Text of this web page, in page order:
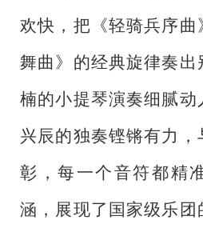
欢快，把《轻骑兵序曲
舞曲》的经典旋律奏
楠的小提琴演奏细腻动
兴辰的独奏铿锵有力
彰，每一个音符都精
涵，展现了国家级乐团